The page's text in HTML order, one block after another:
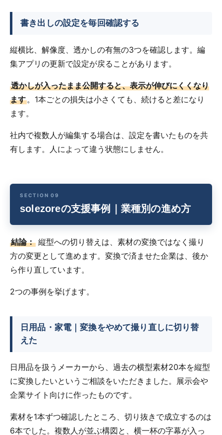
書き出しの設定を毎回確認する
縦横比、解像度、透かしの有無の3つを確認します。編
集アプリの更新で設定が戻ることがあります。
透かしが入ったまま公開すると、表示が伸びにくくなり
ます。1本ごとの損失は小さくても、続けると差になり
ます。
社内で複数人が編集する場合は、設定を書いたものを共
有します。人によって違う状態にしません。
solezoreの支援事例｜業種別の進め方
結論： 縦型への切り替えは、素材の変換ではなく撮り
方の変更として進めます。変換で済ませた企業は、後か
ら作り直しています。
2つの事例を挙げます。
日用品・家電｜変換をやめて撮り直しに切り替
えた
日用品を扱うメーカーから、過去の横型素材20本を縦型
に変換したいというご相談をいただきました。展示会や
企業サイト向けに作ったものです。
素材を1本ずつ確認したところ、切り抜きで成立するのは
6本でした。複数人が並ぶ構図と、横一杯の字幕が入っ